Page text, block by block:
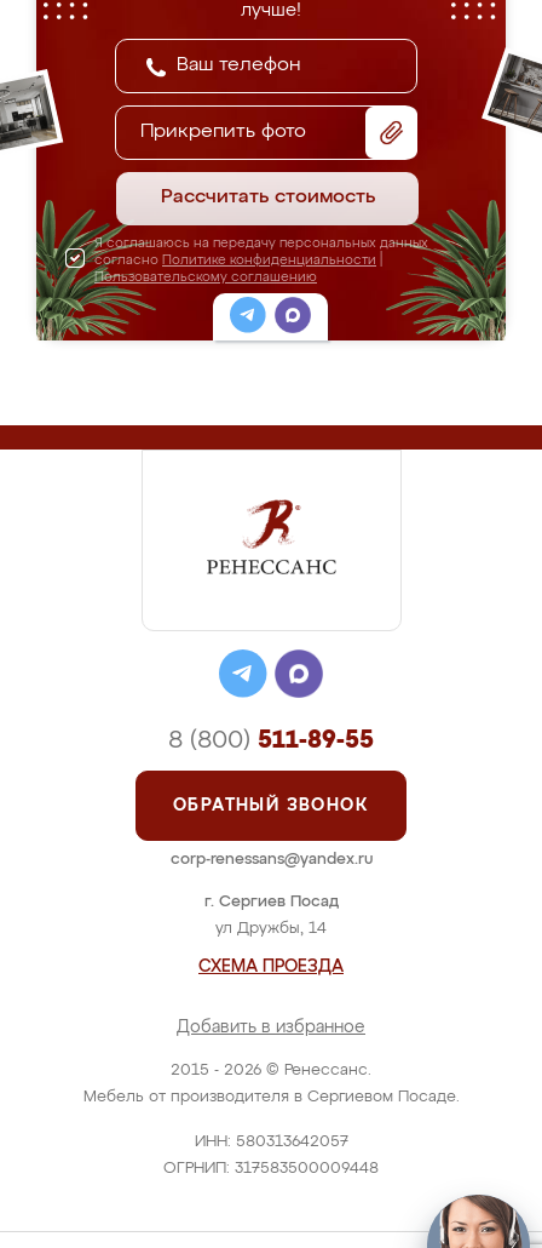
лучше!
Прикрепить фото
Рассчитать стоимость
Я соглашаюсь на передачу персональных данных
согласно Политике конфиденциальности
Пользовательскому соглашению
2015 - 2026 © Ренессанс.
Мебель от производителя в Сергиевом Посаде.
ИНН: 580313642057
ОГРНИП: 317583500009448
г. Сергиев Посад
ул Дружбы, 14
СХЕМА ПРОЕЗДА
Добавить в избранное
8 (800) 511-89-55
ОБРАТНЫЙ ЗВОНОК
corp-renessans@yandex.ru